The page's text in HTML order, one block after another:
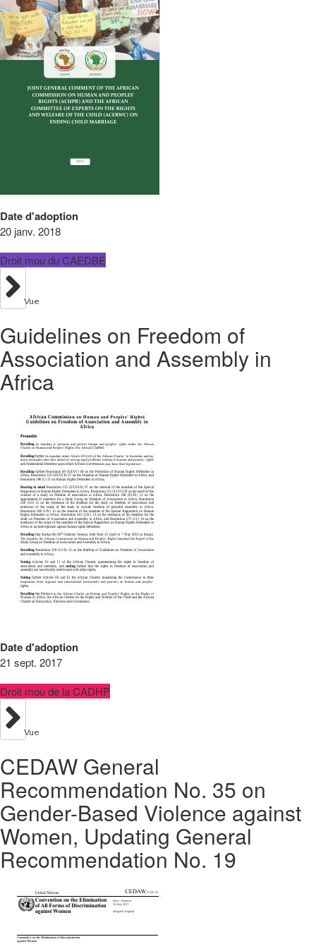
Date d'adoption
20 janv. 2018
Droit mou du CAEDBE
Vue
Guidelines on Freedom of
Association and Assembly in
Africa
Date d'adoption
21 sept. 2017
Droit mou de la CADHP
Vue
CEDAW General
Recommendation No. 35 on
Gender-Based Violence against
Women, Updating General
Recommendation No. 19